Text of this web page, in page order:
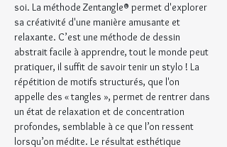
soi. La méthode Zentangle® permet d'explorer
sa créativité d'une manière amusante et
relaxante. C’est une méthode de dessin
abstrait facile à apprendre, tout le monde peut
pratiquer, il suffit de savoir tenir un stylo ! La
répétition de motifs structurés, que l'on
appelle des « tangles », permet de rentrer dans
un état de relaxation et de concentration
profondes, semblable à ce que l’on ressent
lorsqu’on médite. Le résultat esthétique